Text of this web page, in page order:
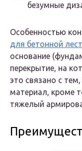
безумные
Особенностью
для бетонной
основание
перекрытие, на
это связано с
материал, кроме
тяжелый